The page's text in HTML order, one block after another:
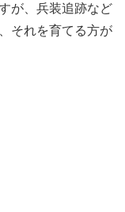
が、兵装追跡など
それを育てる方が